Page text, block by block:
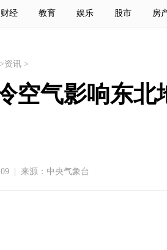
财经 教育 娱乐 股市 房
>资讯 >
空气影响东北
来源：中央气象台